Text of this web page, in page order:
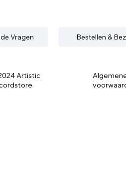
Vragen Bestellen &
Artistic